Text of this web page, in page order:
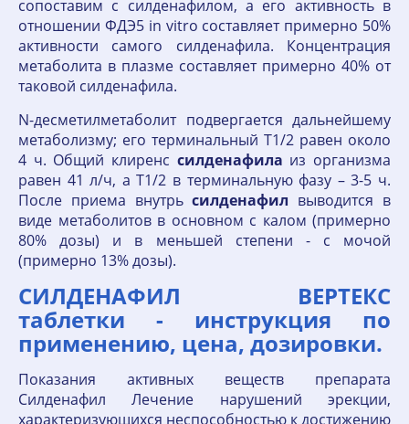
сопоставим с силденафилом, а его активность в
отношении ФДЭ5 in vitro составляет примерно 50%
активности самого силденафила. Концентрация
метаболита в плазме составляет примерно 40% от
таковой силденафила.
N-десметилметаболит подвергается дальнейшему
метаболизму; его терминальный T1/2 равен около
4 ч. Общий клиренс силденафила из организма
равен 41 л/ч, а T1/2 в терминальную фазу – 3-5 ч.
После приема внутрьсилденафил выводится в
виде метаболитов в основном с калом (примерно
80% дозы) и в меньшей степени - с мочой
(примерно 13% дозы).
СИЛДЕНАФИЛ ВЕРТЕКС
таблетки - инструкция по
применению, цена, дозировки.
Показания активных веществ препарата
Силденафил Лечение нарушений эрекции,
характеризующихся неспособностью к достижению